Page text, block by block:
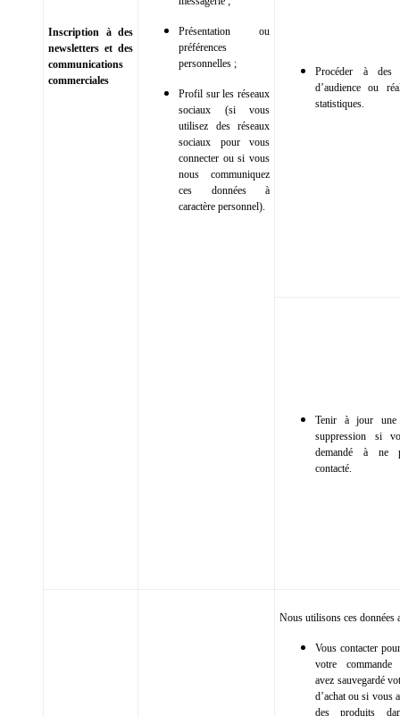
Inscription à des
newsletters et des
communications
commerciales
Présentation ou
préférences
personnelles ;
Profil sur les réseaux
sociaux (si vous
utilisez des réseaux
sociaux pour vous
connecter ou si vous
nous communiquez
ces données à
caractère personnel).
Procéder à des
d’audience ou
statistiques.
Tenir à jour
suppression si
demandé à ne
contacté.
Nous utilisons ces données
Vous contacter
votre
avez sauvegardé
d’achat ou si vous
des produits